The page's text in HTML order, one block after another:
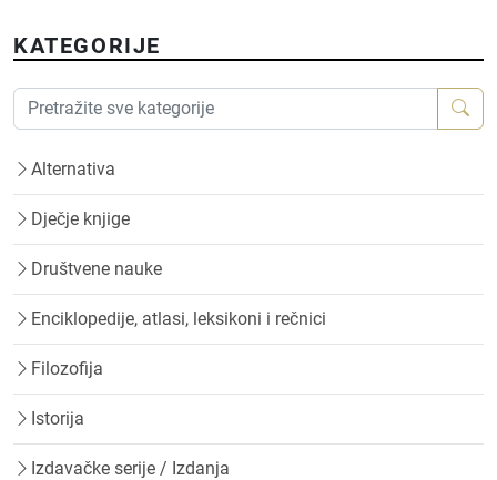
KATEGORIJE
Alternativa
Dječje knjige
Društvene nauke
Enciklopedije, atlasi, leksikoni i rečnici
Filozofija
Istorija
Izdavačke serije / Izdanja